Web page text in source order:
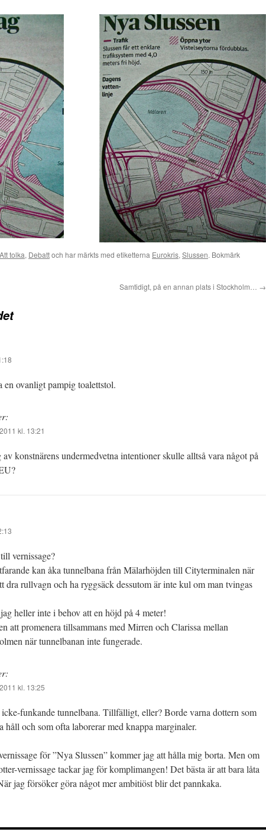
Att tolka, Debattoch har märkts med etiketterna Eurokris, Slussen. Bokmärk
Samtidigt, på en annan plats i Stockholm… →
en ovanligt pampig toalettstol.
kl. 13:21
konstnärens undermedvetna intentioner skulle alltså vara något på
vernissage?
kan åka tunnelbana från Mälarhöjden till Cityterminalen när
dra rullvagn och ha ryggsäck dessutom är inte kul om man tvingas
heller inte i behov att en höjd på 4 meter!
att promenera tillsammans med Mirren och Clarissa mellan
när tunnelbanan inte fungerade.
kl. 13:25
funkande tunnelbana. Tillfälligt, eller? Borde varna dottern som
håll och som ofta laborerar med knappa marginaler.
för ”Nya Slussen” kommer jag att hålla mig borta. Men om
vernissage tackar jag för komplimangen! Det bästa är att bara låta
jag försöker göra något mer ambitiöst blir det pannkaka.